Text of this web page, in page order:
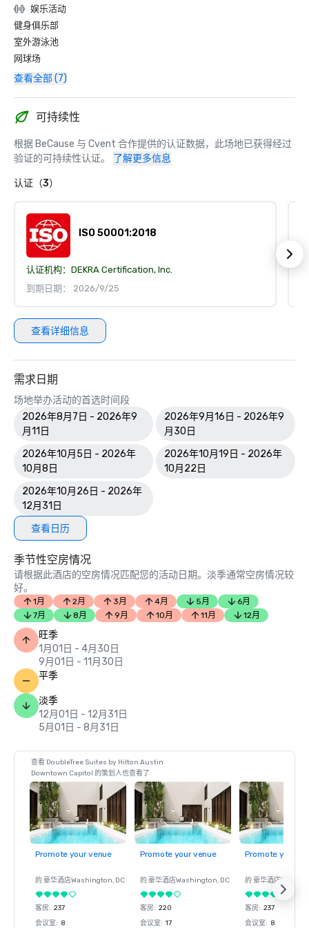
娱乐活动
健身俱乐部
室外游泳池
网球场
查看全部 (7)
可持续性
根据 BeCause 与 Cvent 合作提供的认证数据，此场地已获得经过
验证的可持续性认证。
了解更多信息
认证（3）
ISO 50001:2018
认证机构： DEKRA Certification, Inc.
到期日期： 2026/9/25
查看详细信息
需求日期
场地举办活动的首选时间段
2026年8月7日 - 2026年9
月11日
2026年9月16日 - 2026年9
月30日
2026年10月5日 - 2026年
10月8日
2026年10月19日 - 2026年
10月22日
2026年10月26日 - 2026年
12月31日
查看日历
季节性空房情况
请根据此酒店的空房情况匹配您的活动日期。淡季通常空房情况较
好。
1月 2月 3月 4月 5月
6月
7月
8月 9月 10月 11月 12月
旺季
1月01日 - 4月30日
9月01日 - 11月30日
平季
淡季
12月01日 - 12月31日
5月01日 - 8月31日
查看 DoubleTree Suites by Hilton Austin
Downtown Capitol 的策划人也查看了
Promote your venue
的 豪华酒店Washington, DC
客房: 237
会议室: 8
Promote your venue
的 豪华酒店Washington, DC
客房: 220
会议室: 17
Promote your
的 豪华酒店
客房: 237
会议室: 8